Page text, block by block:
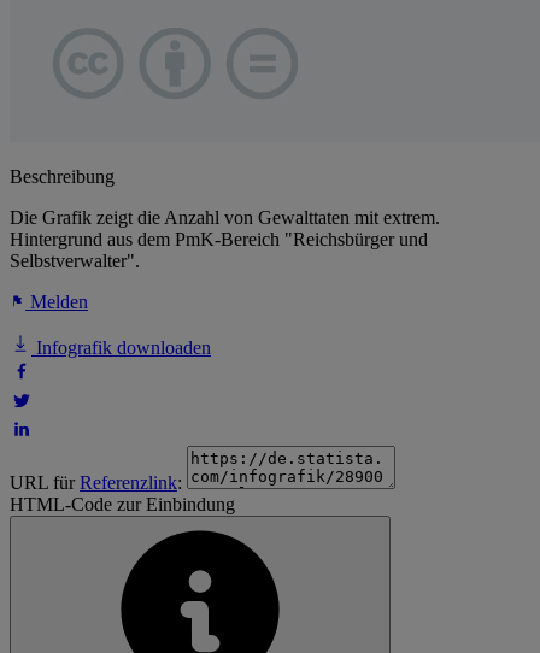
Beschreibung
Die Grafik zeigt die Anzahl von Gewalttaten mit extrem.
Hintergrund aus dem PmK-Bereich "Reichsbürger und
Selbstverwalter".
Melden
Infografik downloaden
URL fürReferenzlink:
HTML-Code zur Einbindung